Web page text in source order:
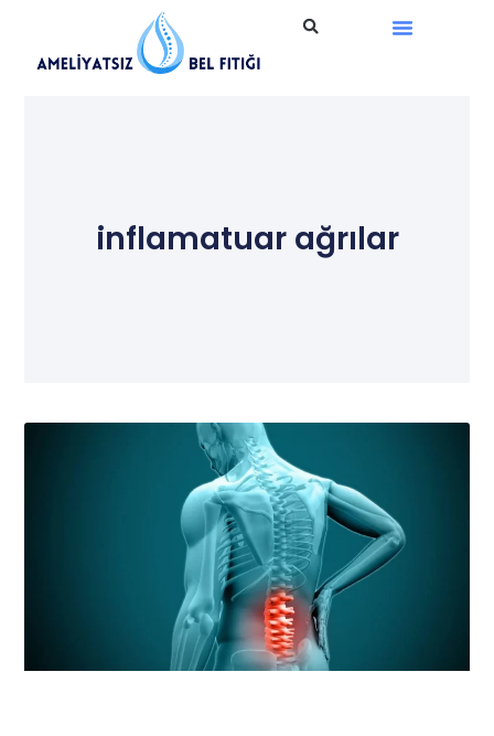
inflamatuar ağrılar